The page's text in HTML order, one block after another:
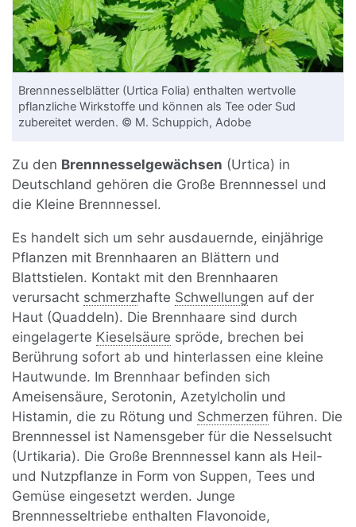
Brennnesselblätter (Urtica Folia) enthalten wertvolle
pflanzliche Wirkstoffe und können als Tee oder Sud
zubereitet werden. © M. Schuppich, Adobe
Zu den Brennnesselgewächsen (Urtica) in
Deutschland gehören die Große Brennnessel und
die Kleine Brennnessel.
Es handelt sich um sehr ausdauernde, einjährige
Pflanzen mit Brennhaaren an Blättern und
Blattstielen. Kontakt mit den Brennhaaren
verursacht schmerzhafte Schwellungen auf der
Haut (Quaddeln). Die Brennhaare sind durch
eingelagerte Kieselsäure spröde, brechen bei
Berührung sofort ab und hinterlassen eine kleine
Hautwunde. Im Brennhaar befinden sich
Ameisensäure, Serotonin, Azetylcholin und
Histamin, die zu Rötung und Schmerzen führen. Die
Brennnessel ist Namensgeber für die Nesselsucht
(Urtikaria). Die Große Brennnessel kann als Heil-
und Nutzpflanze in Form von Suppen, Tees und
Gemüse eingesetzt werden. Junge
Brennnesseltriebe enthalten Flavonoide,